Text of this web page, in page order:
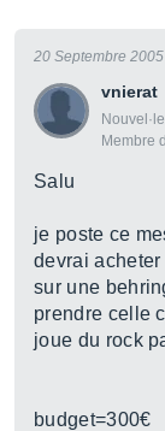
vnierat
Membre
20 Septembre
Salu
je poste ce
devrai
sur une
prendre celle
joue du rock
budget=300€